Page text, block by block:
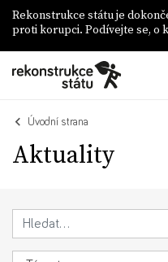
Rekonstrukce státu je
proti korupci. Podívejte se, o
Úvodní strana
Aktuality